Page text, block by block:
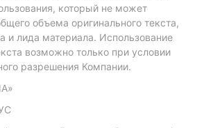
который не может
объема оригинального текста,
и лида материала. Использование
возможно только при условии
разрешения Компании.